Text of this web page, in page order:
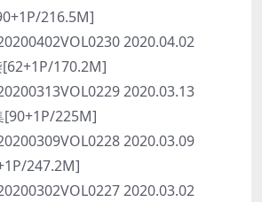
216.5M]
2020.04.02
[62+1P/170.2M]
2020.03.13
[90+1P/225M]
2020.03.09
247.2M]
2020.03.02